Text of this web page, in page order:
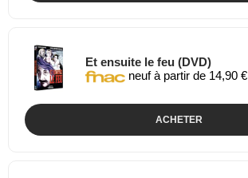
Et ensuite le feu (DVD)
neuf à partir de 14,90 €
ACHETER